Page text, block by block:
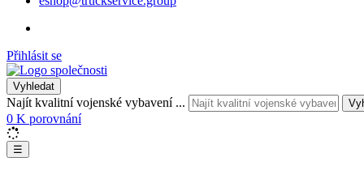
Přihlásit se
Vyhledat
Najít kvalitní vojenské vybavení ...
0 K porovnání
☰